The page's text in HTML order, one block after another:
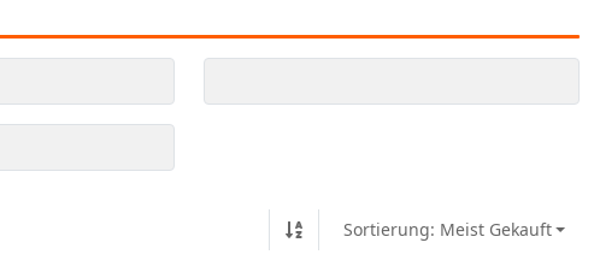
Sortierung: Meist Gekauft